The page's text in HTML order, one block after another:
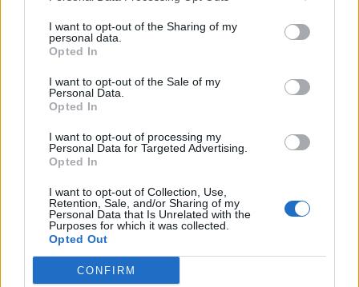
I want to opt-out of the Sharing of my
personal data.
Opted In
I want to opt-out of the Sale of my
Personal Data.
Opted In
I want to opt-out of processing my
Personal Data for Targeted Advertising.
Opted In
I want to opt-out of Collection, Use,
Retention, Sale, and/or Sharing of my
Personal Data that Is Unrelated with the
Purposes for which it was collected.
Opted Out
CONFIRM
Αγορά
Πλήρης οδηγός για να επιλέξετε τα καλύτερα
οnline Φρουτάκια στο διαδίκτυο
Τα οnline Φρουτάκια αποτελούν έναν από τους
τυχερών παιχνιδιών στο διαδίκτυο.